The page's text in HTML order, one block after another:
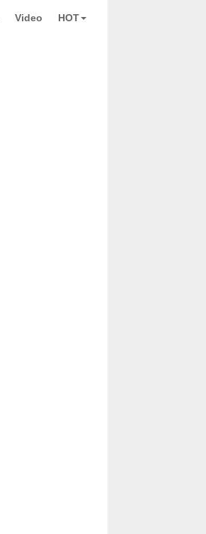
Video HOT